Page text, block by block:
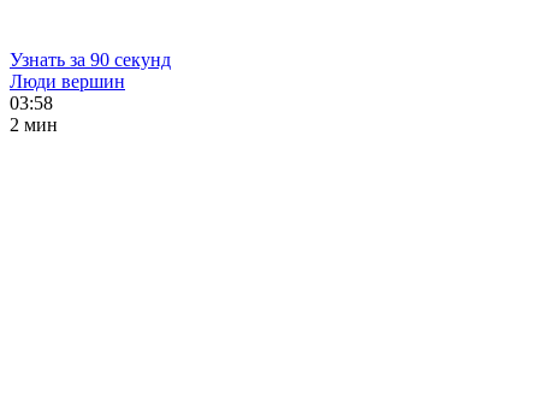
Узнать за 90 секунд
Люди вершин
03:58
2 мин